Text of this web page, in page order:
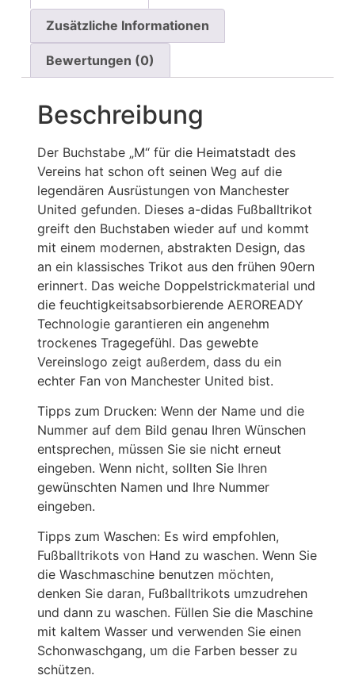
Zusätzliche Informationen
Bewertungen (0)
Beschreibung
Der Buchstabe „M“ für die Heimatstadt des
Vereins hat schon oft seinen Weg auf die
legendären Ausrüstungen von Manchester
United gefunden. Dieses a-didas Fußballtrikot
greift den Buchstaben wieder auf und kommt
mit einem modernen, abstrakten Design, das
an ein klassisches Trikot aus den frühen 90ern
erinnert. Das weiche Doppelstrickmaterial und
die feuchtigkeitsabsorbierende AEROREADY
Technologie garantieren ein angenehm
trockenes Tragegefühl. Das gewebte
Vereinslogo zeigt außerdem, dass du ein
echter Fan von Manchester United bist.
Tipps zum Drucken: Wenn der Name und die
Nummer auf dem Bild genau Ihren Wünschen
entsprechen, müssen Sie sie nicht erneut
eingeben. Wenn nicht, sollten Sie Ihren
gewünschten Namen und Ihre Nummer
eingeben.
Tipps zum Waschen: Es wird empfohlen,
Fußballtrikots von Hand zu waschen. Wenn Sie
die Waschmaschine benutzen möchten,
denken Sie daran, Fußballtrikots umzudrehen
und dann zu waschen. Füllen Sie die Maschine
mit kaltem Wasser und verwenden Sie einen
Schonwaschgang, um die Farben besser zu
schützen.